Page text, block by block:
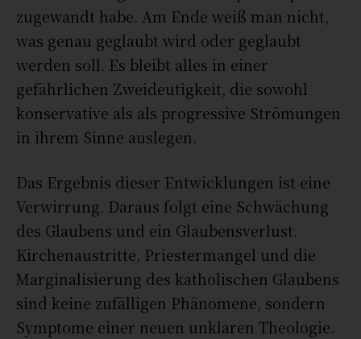
zugewandt habe. Am Ende weiß man nicht,
was genau geglaubt wird oder geglaubt
werden soll. Es bleibt alles in einer
gefährlichen Zweideutigkeit, die sowohl
konservative als als progressive Strömungen
in ihrem Sinne auslegen.
Das Ergebnis dieser Entwicklungen ist eine
Verwirrung. Daraus folgt eine Schwächung
des Glaubens und ein Glaubensverlust.
Kirchenaustritte, Priestermangel und die
Marginalisierung des katholischen Glaubens
sind keine zufälligen Phänomene, sondern
Symptome einer neuen unklaren Theologie.